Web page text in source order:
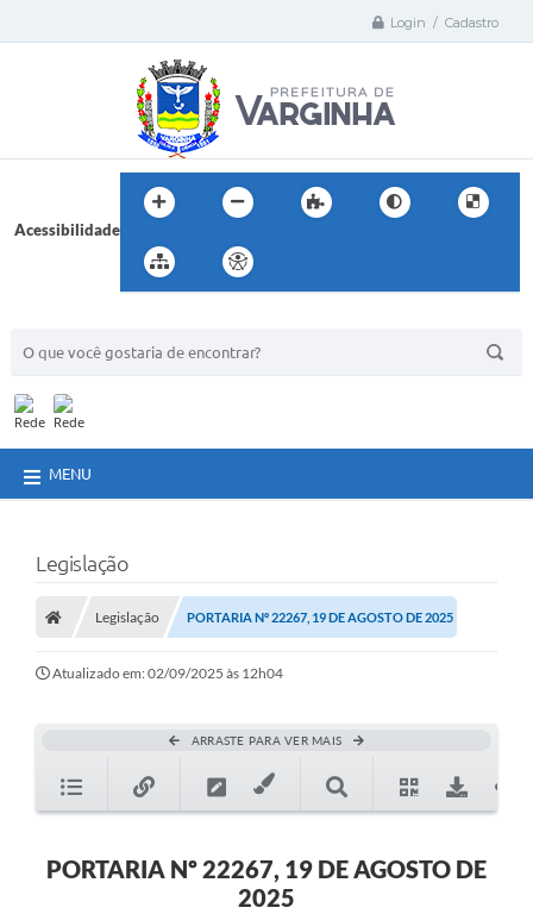
Login / Cadastro
Acessibilidade
MENU
Legislação
Legislação PORTARIA Nº 22267, 19 DE AGOSTO DE 2025
Atualizado em: 02/09/2025 às 12h04
ARRASTE PARA VER MAIS
PORTARIA Nº 22267, 19 DE AGOSTO DE
2025